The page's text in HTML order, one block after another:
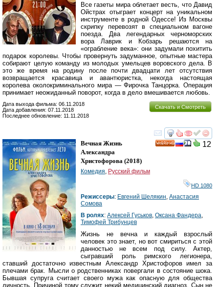
Все газеты мира облетает весть, что Давид
Ойстрах отыграет концерт на уникальном
инструменте в родной Одессе! Из Москвы
скрипку перевозят в специальном вагоне
поезда. Два легендарных черноморских
вора Лаврик и Кобзарь решаются на
«ограбление века»: они задумали похитить
подарок королевы. Чтобы провернуть задуманное, опытные мастера
собирают целую команду из молодых умельцев воровского дела. В
это же время на родину после почти двадцати лет отсутствия
возвращается красавица и авантюристка, некогда настоящая
королева околокриминального мира — Фирочка Танцорка. Операция
принимает неожиданный поворот, когда в дело вмешивается любовь.
Скачать и Смотреть
Дата выхода фильма: 06.11.2018
Дата добавления: 07.11.2018
Последнее обновление: 11.11.2018
смотреть
12
Вечная Жизнь
Александра
Христофорова (2018)
Комедия, Русский фильм
HD 1080
Режиссеры: Евгений Шелякин, Анастасия
Сомова
В ролях: Алексей Гуськов, Оксана Фандера,
Тимофей Трибунцев
Жизнь не вечна и каждый взрослый
человек это знает, но вот смириться с этой
данностью не всем под силу. Актер,
сыгравший роль римского легионера,
ставший достаточно известным Александр Христофоров имел за
плечами брак. Мысли о родственниках повергали в состояние шока.
Бывшая супруга считает своего мужа как опасную для общества
личность. Причиной тому служит некий медицинский диагноз. Сын не